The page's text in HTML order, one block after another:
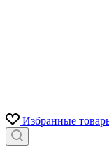
Избранные